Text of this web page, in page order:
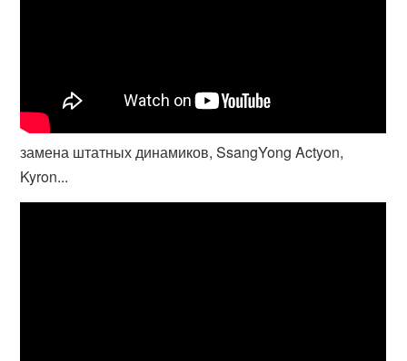
замена штатных динамиков, SsangYong Actyon,
Kyron...